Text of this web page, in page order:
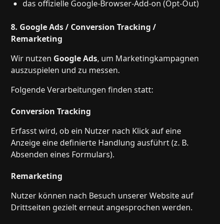
das offizielle Google-Browser-Add-on (Opt-Out)
8. Google Ads / Conversion Tracking /
Remarketing
Wir nutzen Google Ads, um Marketingkampagnen
auszuspielen und zu messen.
Folgende Verarbeitungen finden statt:
Conversion Tracking
Erfasst wird, ob ein Nutzer nach Klick auf eine
Anzeige eine definierte Handlung ausführt (z. B.
Absenden eines Formulars).
Remarketing
Nutzer können nach Besuch unserer Website auf
Drittseiten gezielt erneut angesprochen werden.